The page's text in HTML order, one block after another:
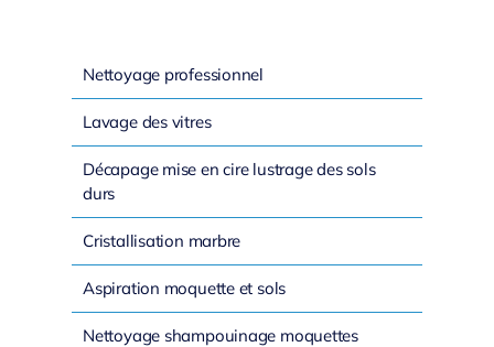
Nettoyage professionnel
Lavage des vitres
Décapage mise en cire lustrage des sols
durs
Cristallisation marbre
Aspiration moquette et sols
Nettoyage shampouinage moquettes